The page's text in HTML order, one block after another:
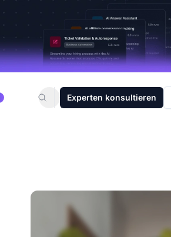
Experten konsultieren